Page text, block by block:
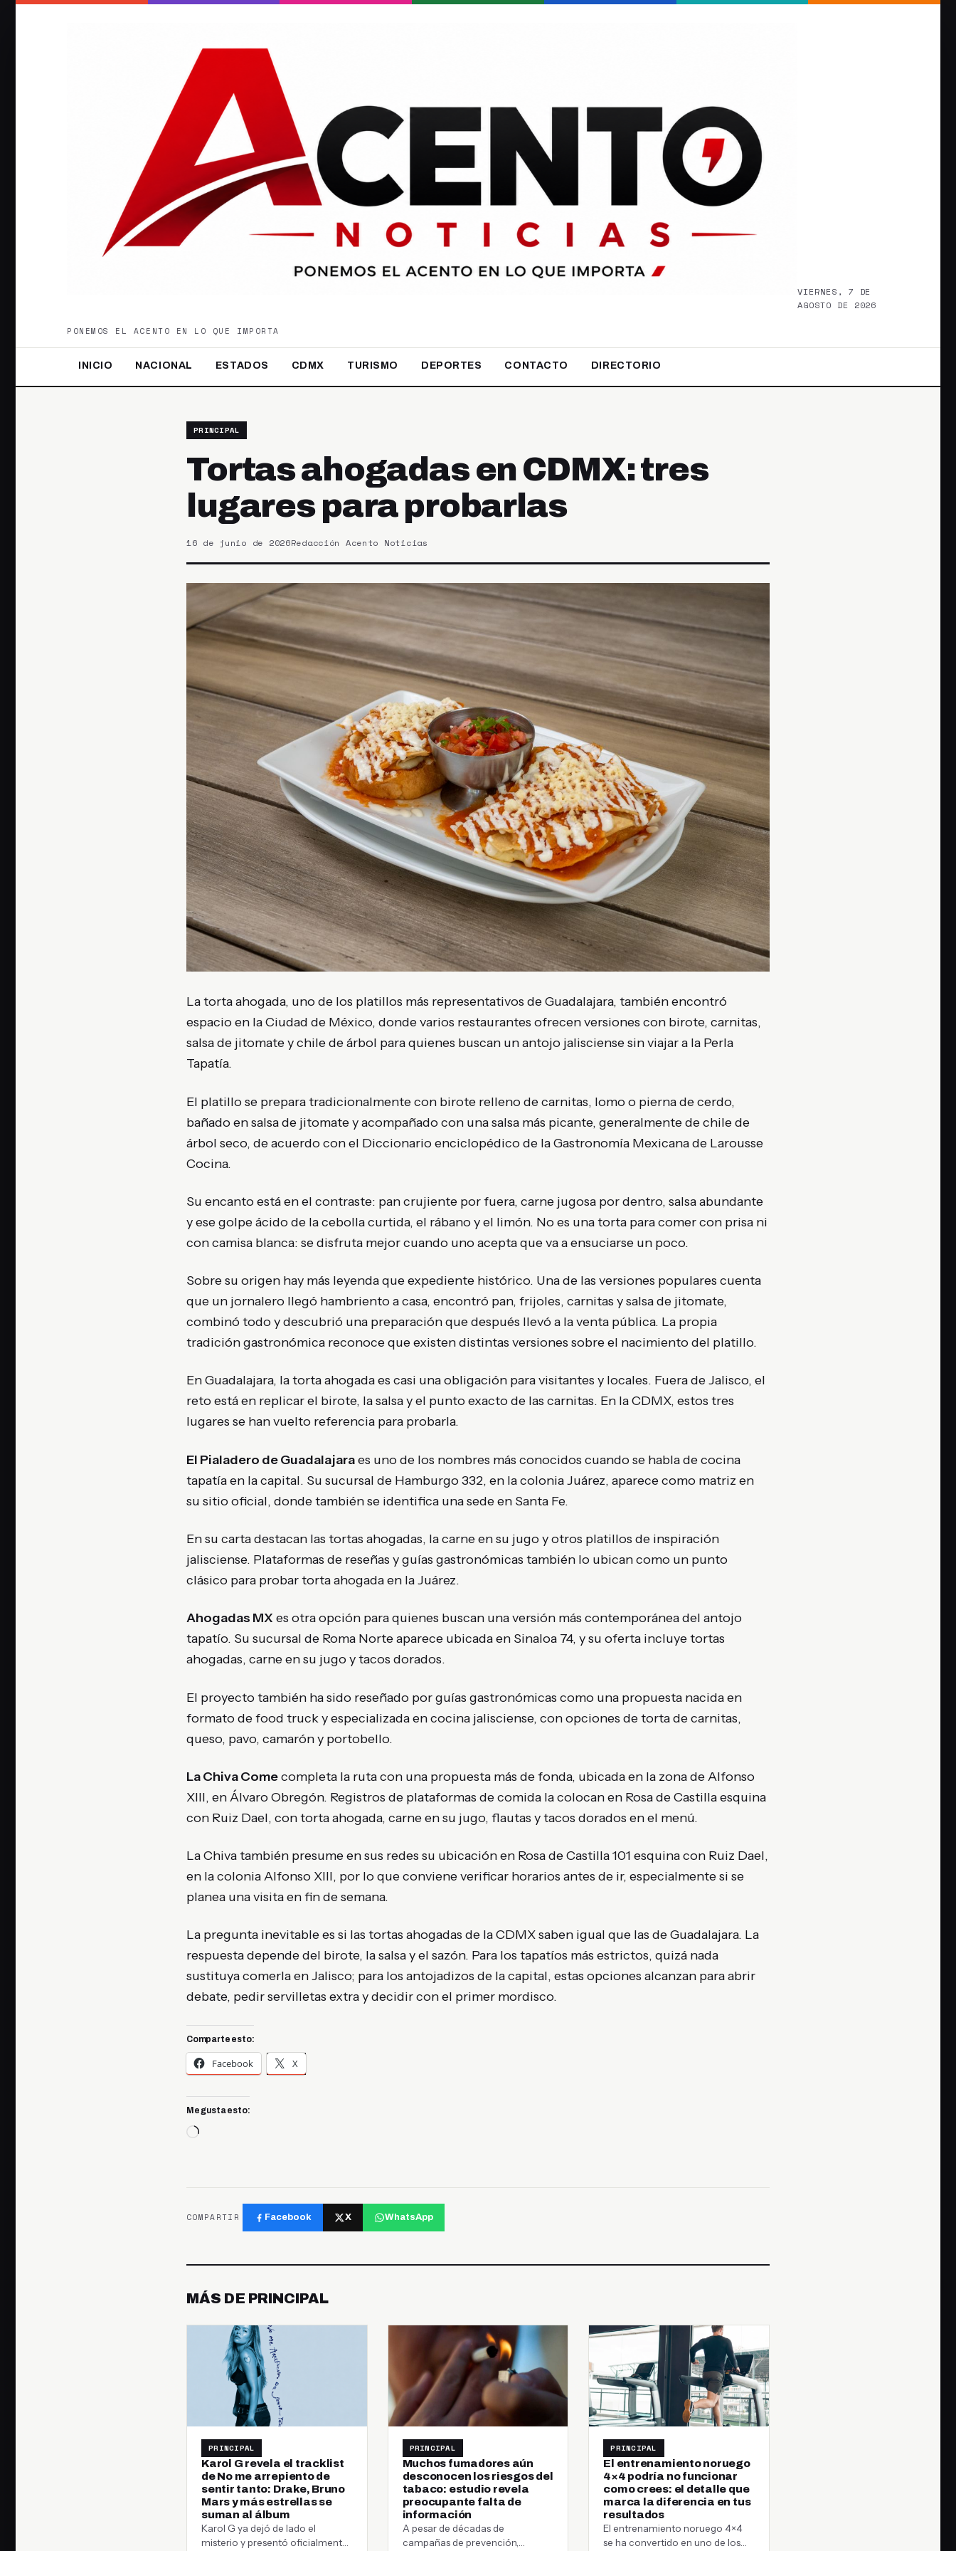
VIERNES, 7 DE
AGOSTO DE 2026
PONEMOS EL ACENTO EN LO QUE IMPORTA
INICIO NACIONAL ESTADOS CDMX TURISMO DEPORTES CONTACTO DIRECTORIO
PRINCIPAL
Tortas ahogadas en CDMX: tres
lugares para probarlas
16 de junio de 2026Redacción Acento Noticias
La torta ahogada, uno de los platillos más representativos de Guadalajara, también encontró
espacio en la Ciudad de México, donde varios restaurantes ofrecen versiones con birote, carnitas,
salsa de jitomate y chile de árbol para quienes buscan un antojo jalisciense sin viajar a la Perla
Tapatía.
El platillo se prepara tradicionalmente con birote relleno de carnitas, lomo o pierna de cerdo,
bañado en salsa de jitomate y acompañado con una salsa más picante, generalmente de chile de
árbol seco, de acuerdo con el Diccionario enciclopédico de la Gastronomía Mexicana de Larousse
Cocina.
Su encanto está en el contraste: pan crujiente por fuera, carne jugosa por dentro, salsa abundante
y ese golpe ácido de la cebolla curtida, el rábano y el limón. No es una torta para comer con prisa ni
con camisa blanca: se disfruta mejor cuando uno acepta que va a ensuciarse un poco.
Sobre su origen hay más leyenda que expediente histórico. Una de las versiones populares cuenta
que un jornalero llegó hambriento a casa, encontró pan, frijoles, carnitas y salsa de jitomate,
combinó todo y descubrió una preparación que después llevó a la venta pública. La propia
tradición gastronómica reconoce que existen distintas versiones sobre el nacimiento del platillo.
En Guadalajara, la torta ahogada es casi una obligación para visitantes y locales. Fuera de Jalisco, el
reto está en replicar el birote, la salsa y el punto exacto de las carnitas. En la CDMX, estos tres
lugares se han vuelto referencia para probarla.
El Pialadero de Guadalajaraes uno de los nombres más conocidos cuando se habla de cocina
tapatía en la capital. Su sucursal de Hamburgo 332, en la colonia Juárez, aparece como matriz en
su sitio oficial, donde también se identifica una sede en Santa Fe.
En su carta destacan las tortas ahogadas, la carne en su jugo y otros platillos de inspiración
jalisciense. Plataformas de reseñas y guías gastronómicas también lo ubican como un punto
clásico para probar torta ahogada en la Juárez.
Ahogadas MX es otra opción para quienes buscan una versión más contemporánea del antojo
tapatío. Su sucursal de Roma Norte aparece ubicada en Sinaloa 74, y su oferta incluye tortas
ahogadas, carne en su jugo y tacos dorados.
El proyecto también ha sido reseñado por guías gastronómicas como una propuesta nacida en
formato de food truck y especializada en cocina jalisciense, con opciones de torta de carnitas,
queso, pavo, camarón y portobello.
La Chiva Comecompleta la ruta con una propuesta más de fonda, ubicada en la zona de Alfonso
XIII, en Álvaro Obregón. Registros de plataformas de comida la colocan en Rosa de Castilla esquina
con Ruiz Dael, con torta ahogada, carne en su jugo, flautas y tacos dorados en el menú.
La Chiva también presume en sus redes su ubicación en Rosa de Castilla 101 esquina con Ruiz Dael,
en la colonia Alfonso XIII, por lo que conviene verificar horarios antes de ir, especialmente si se
planea una visita en fin de semana.
La pregunta inevitable es si las tortas ahogadas de la CDMX saben igual que las de Guadalajara. La
respuesta depende del birote, la salsa y el sazón. Para los tapatíos más estrictos, quizá nada
sustituya comerla en Jalisco; para los antojadizos de la capital, estas opciones alcanzan para abrir
debate, pedir servilletas extra y decidir con el primer mordisco.
Comparte esto:
Facebook X
Me gusta esto:
Cargando...
COMPARTIR Facebook X WhatsApp
MÁS DE PRINCIPAL
PRINCIPAL
Karol G revela el tracklist
de No me arrepiento de
sentir tanto: Drake, Bruno
Mars y más estrellas se
suman al álbum
Karol G ya dejó de lado el
misterio y presentó oficialmente
PRINCIPAL
Muchos fumadores aún
desconocen los riesgos del
tabaco: estudio revela
preocupante falta de
información
A pesar de décadas de
campañas de prevención,
PRINCIPAL
El entrenamiento noruego
4×4 podría no funcionar
como crees: el detalle que
marca la diferencia en tus
resultados
El entrenamiento noruego 4×4
se ha convertido en uno de los